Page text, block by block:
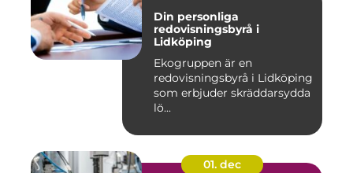
Din personliga
redovisningsbyrå i
Lidköping
Ekogruppen är en
redovisningsbyrå i Lidköping
som erbjuder skräddarsydda
lö...
01. dec